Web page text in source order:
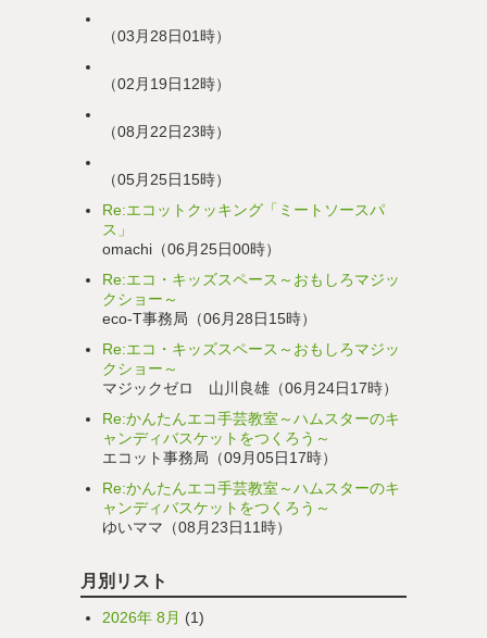
（03月28日01時）
（02月19日12時）
（08月22日23時）
（05月25日15時）
Re:エコットクッキング「ミートソースパ
ス」
omachi（06月25日00時）
Re:エコ・キッズスペース～おもしろマジッ
クショー～
eco-T事務局（06月28日15時）
Re:エコ・キッズスペース～おもしろマジッ
クショー～
マジックゼロ 山川良雄（06月24日17時）
Re:かんたんエコ手芸教室～ハムスターのキ
ャンディバスケットをつくろう～
エコット事務局（09月05日17時）
Re:かんたんエコ手芸教室～ハムスターのキ
ャンディバスケットをつくろう～
ゆいママ（08月23日11時）
月別リスト
2026年 8月 (1)